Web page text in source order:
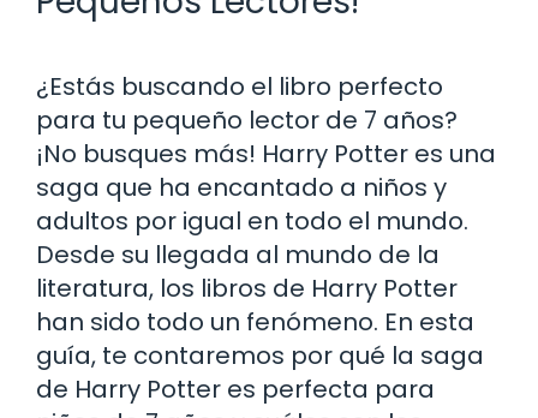
¿Estás buscando el libro perfecto
para tu pequeño lector de 7 años?
¡No busques más! Harry Potter es una
saga que ha encantado a niños y
adultos por igual en todo el mundo.
Desde su llegada al mundo de la
literatura, los libros de Harry Potter
han sido todo un fenómeno. En esta
guía, te contaremos por qué la saga
de Harry Potter es perfecta para